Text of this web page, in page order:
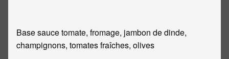
Base sauce tomate, fromage, jambon de dinde,
champignons, tomates fraîches, olives